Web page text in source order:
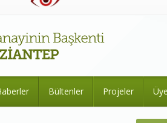
Bültenler Projeler